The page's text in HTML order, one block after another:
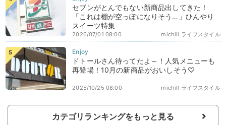
セブンがとんでもない新商品出してきた！
「これは棚が空っぽになりそう…」ひんやり
スイーツ特集
michill ライフスタイル
2026/07/01 08:00
ドトールさん待ってたよ～！人気メニューも
再登場！10月の新商品がおいしそう♡
michill ライフスタイル
2025/10/25 08:00
カテゴリランキングをもっと見る